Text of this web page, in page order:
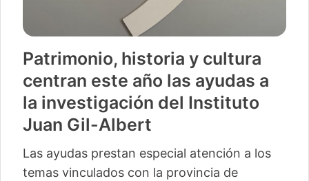
Patrimonio, historia y cultura
centran este año las ayudas a
la investigación del Instituto
Juan Gil-Albert
Las ayudas prestan especial atención a los
temas vinculados con la provincia de